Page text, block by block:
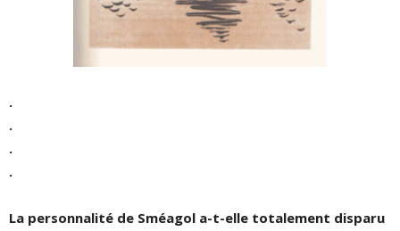
.
.
.
.
La personnalité de Sméagol a-t-elle totalement disparu